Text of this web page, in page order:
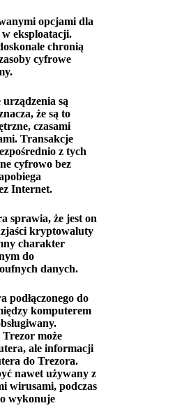
opcjami dla
eksploatacji.
chronią
cyfrowe
urządzenia są
że ​​są to
czasami
Transakcje
z tych
cyfrowo bez
Internet.
sprawia, że ​​jest on
kryptowaluty
charakter
do
danych.
podłączonego do
komputerem
Trezor może
ale informacji
do Trezora.
nawet używany z
wirusami, podczas
wykonuje